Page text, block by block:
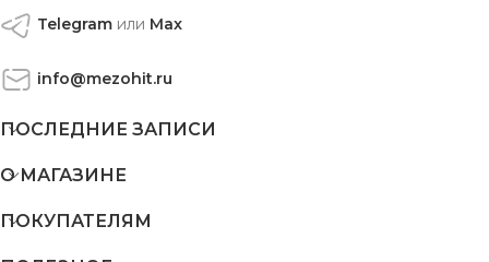
Telegram или Max
info@mezohit.ru
ПОСЛЕДНИЕ ЗАПИСИ
О МАГАЗИНЕ
ПОКУПАТЕЛЯМ